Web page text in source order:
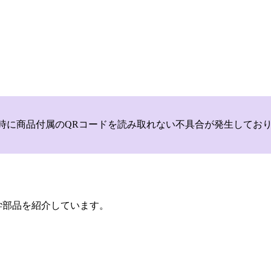
に商品付属のQRコードを読み取れない不具合が発生して
品を紹介しています。